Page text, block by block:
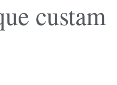
custam